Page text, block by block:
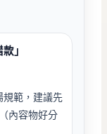
」
規範，建議先
內容物好分